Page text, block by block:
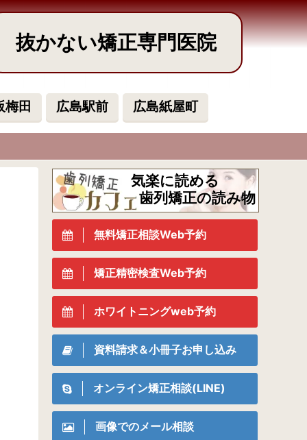
抜かない矯正専門医院
梅田 広島駅前 広島紙屋町
気楽に読める
歯列矯正の読み物
無料矯正相談Web予約
矯正精密検査Web予約
ホワイトニングweb予約
資料請求＆小冊子お申し込み
オンライン矯正相談(LINE)
画像でのメール相談